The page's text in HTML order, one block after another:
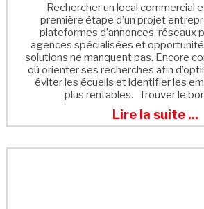
Rechercher un local commercial
première étape d’un projet
plateformes d’annonces, réseaux
agences spécialisées et
solutions ne manquent pas. Encore
où orienter ses recherches afin
éviter les écueils et identifier les
plus rentables. Trouver le
Lire la suite ...